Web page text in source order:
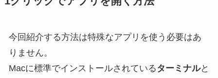
今回紹介する方法は特殊なアプリを使う必要はあ
りません。
Macに標準でインストールされている ターミナルと